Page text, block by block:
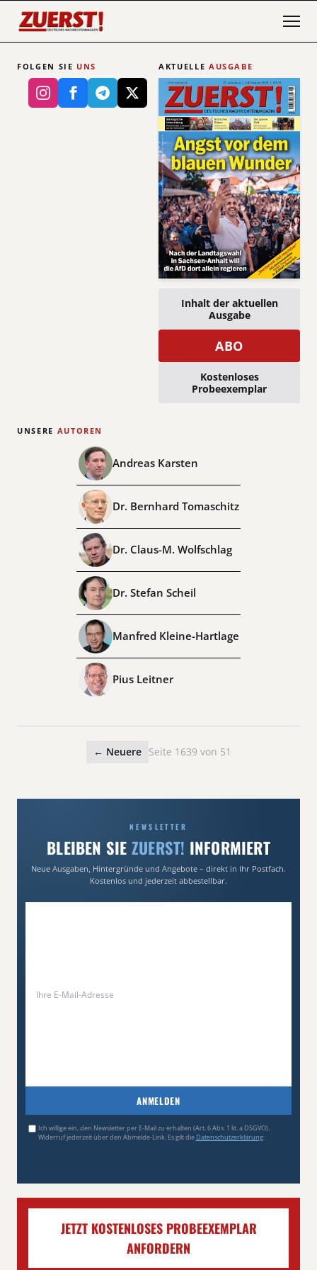
FOLGEN SIE UNS AKTUELLE AUSGABE
Inhalt der aktuellen
Ausgabe
ABO
Kostenloses
Probeexemplar
UNSERE AUTOREN
Andreas Karsten
Dr. Bernhard Tomaschitz
Dr. Claus-M. Wolfschlag
Dr. Stefan Scheil
Manfred Kleine-Hartlage
Pius Leitner
← Neuere Seite 1639 von 51
NEWSLETTER
BLEIBEN SIE ZUERST! INFORMIERT
Neue Ausgaben, Hintergründe und Angebote – direkt in Ihr Postfach.
Kostenlos und jederzeit abbestellbar.
ANMELDEN
Ich willige ein, den Newsletter per E-Mail zu erhalten (Art. 6 Abs. 1 lit. a DSGVO).
Widerruf jederzeit über den Abmelde-Link. Es gilt die Datenschutzerklärung.
JETZT KOSTENLOSES PROBEEXEMPLAR
ANFORDERN